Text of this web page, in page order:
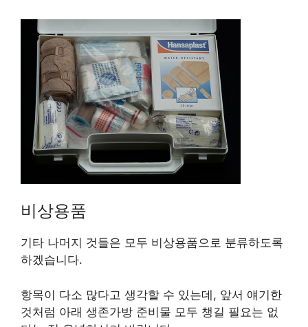
비상용품
기타 나머지 것들은 모두 비상용품으로 분류하도록
하겠습니다.
항목이 다소 많다고 생각할 수 있는데, 앞서 얘기한
것처럼 아래 생존가방 준비물 모두 챙길 필요는 없